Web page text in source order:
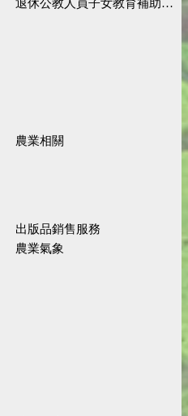
退休公教人員子女教育補助規定
農業相關
出版品銷售服務
農業氣象